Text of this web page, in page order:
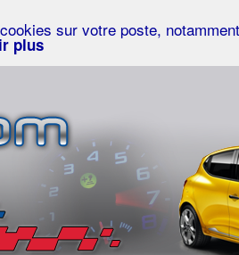
sur votre poste,
plus